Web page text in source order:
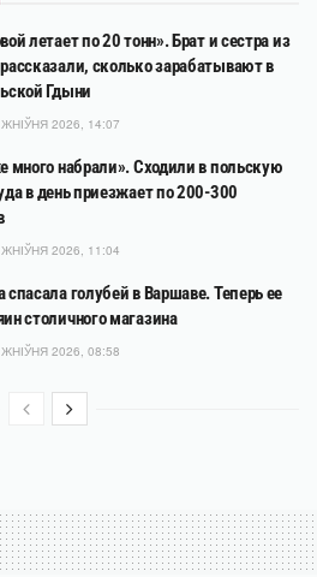
летает по 20 тонн». Брат и сестра из
сколько зарабатывают в
Гдыни
2026, 14:07
много набрали». Сходили в польскую
в день приезжает по 200-300
2026, 11:04
спасала голубей в Варшаве. Теперь ее
столичного магазина
2026, 08:58